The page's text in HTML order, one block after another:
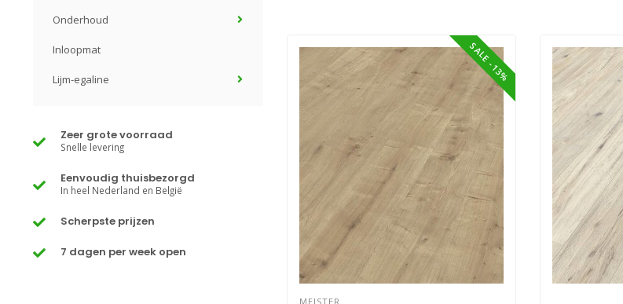
Onderhoud
Inloopmat
Lijm-egaline
Zeer grote voorraad
Snelle levering
Eenvoudig thuisbezorgd
In heel Nederland en België
Scherpste prijzen
7 dagen per week open
SALE -13%
MEISTER